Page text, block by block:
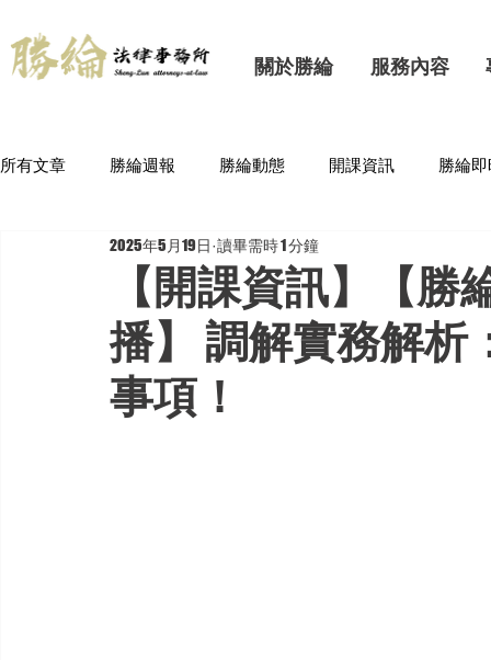
關於勝綸 服務內容
所有文章 勝綸週報 勝綸動態 開課資訊 勝綸
【開課資訊】【
播】 調解實務解析
事項！
2025年5月19日 讀畢需時 1 分鐘